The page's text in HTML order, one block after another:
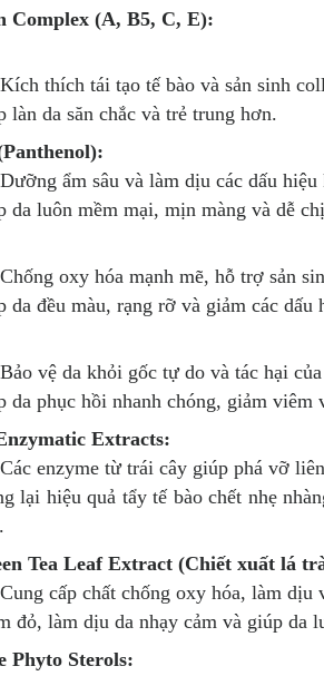
Complex (A, B5, C, E):
Kích thích tái tạo tế bào và sản sinh
làn da săn chắc và trẻ trung hơn.
Dưỡng ẩm sâu và làm dịu các dấu
da luôn mềm mại, mịn màng và dễ
Chống oxy hóa mạnh mẽ, hỗ trợ sản
da đều màu, rạng rỡ và giảm các dấu
Bảo vệ da khỏi gốc tự do và tác hại
da phục hồi nhanh chóng, giảm
Extracts:
Các enzyme từ trái cây giúp phá vỡ
lại hiệu quả tẩy tế bào chết nhẹ
Tea Leaf Extract (Chiết xuất lá
Cung cấp chất chống oxy hóa, làm
đỏ, làm dịu da nhạy cảm và giúp da
Phyto Sterols: